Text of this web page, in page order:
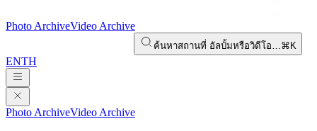
Photo ArchiveVideo Archive
ค้นหาสถานที่ อัลบั้มหรือวิดีโอ…⌘K
ENTH
Photo ArchiveVideo Archive